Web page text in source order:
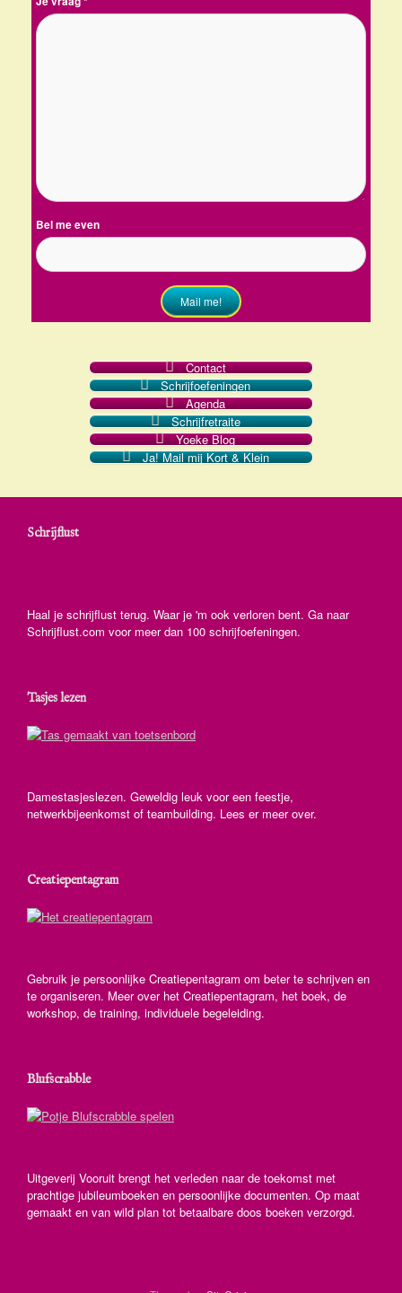
Bel me even
Mail me!
Contact
Schrijfoefeningen
Agenda
Schrijfretraite
Yoeke Blog
Ja! Mail mij Kort & Klein
Schrijflust
Haal je schrijflust terug. Waar je 'm ook verloren bent. Ga naar
Schrijflust.com voor meer dan 100 schrijfoefeningen.
Tasjes lezen
Damestasjeslezen. Geweldig leuk voor een feestje,
netwerkbijeenkomst of teambuilding. Lees er meer over.
Creatiepentagram
Gebruik je persoonlijke Creatiepentagram om beter te schrijven en
te organiseren. Meer over het Creatiepentagram, het boek, de
workshop, de training, individuele begeleiding.
Blufscrabble
Uitgeverij Vooruit brengt het verleden naar de toekomst met
prachtige jubileumboeken en persoonlijke documenten. Op maat
gemaakt en van wild plan tot betaalbare doos boeken verzorgd.